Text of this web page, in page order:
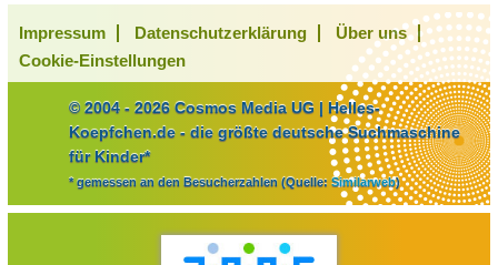
Impressum Datenschutzerklärung
Über uns
Cookie-Einstellungen
© 2004 - 2026 Cosmos Media UG | Helles-
Koepfchen.de - die größte deutsche Suchmaschine
für Kinder*
* gemessen an den Besucherzahlen (Quelle: Similarweb)